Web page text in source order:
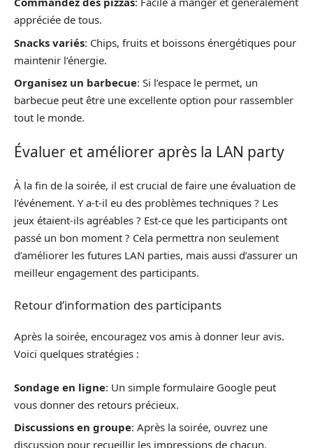
appréciée de tous.
Snacks variés: Chips, fruits et boissons énergétiques pour
maintenir l’énergie.
Organisez un barbecue: Si l’espace le permet, un
barbecue peut être une excellente option pour rassembler
tout le monde.
Évaluer et améliorer après la LAN party
À la fin de la soirée, il est crucial de faire une évaluation de
l’événement. Y a-t-il eu des problèmes techniques ? Les
jeux étaient-ils agréables ? Est-ce que les participants ont
passé un bon moment ? Cela permettra non seulement
d’améliorer les futures LAN parties, mais aussi d’assurer un
meilleur engagement des participants.
Retour d’information des participants
Après la soirée, encouragez vos amis à donner leur avis.
Voici quelques stratégies :
Sondage en ligne: Un simple formulaire Google peut
vous donner des retours précieux.
Discussions en groupe: Après la soirée, ouvrez une
discussion pour recueillir les impressions de chacun.